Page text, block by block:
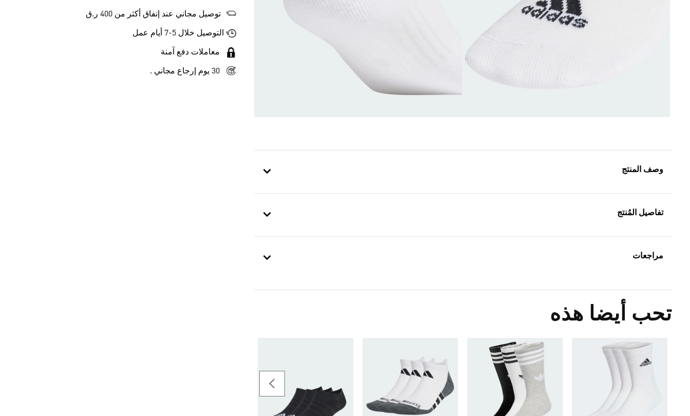
وصف المنتج
تفاصيل المُنتج
مراجعات
تحب أيضا هذه
توصيل مجاني عند إنفاق أكثر من 400 ر.ق
التوصيل خلال 5-7 أيام عمل
معاملات دفع آمنة
30 يوم إرجاع مجاني .